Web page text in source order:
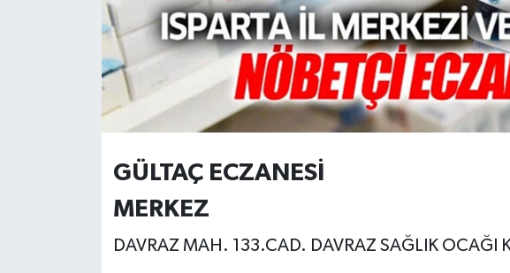
GÜLTAÇ ECZANESİ
MERKEZ
DAVRAZ MAH. 133.CAD. DAVRAZ SAĞLIK OCAĞI
MAGAZİN